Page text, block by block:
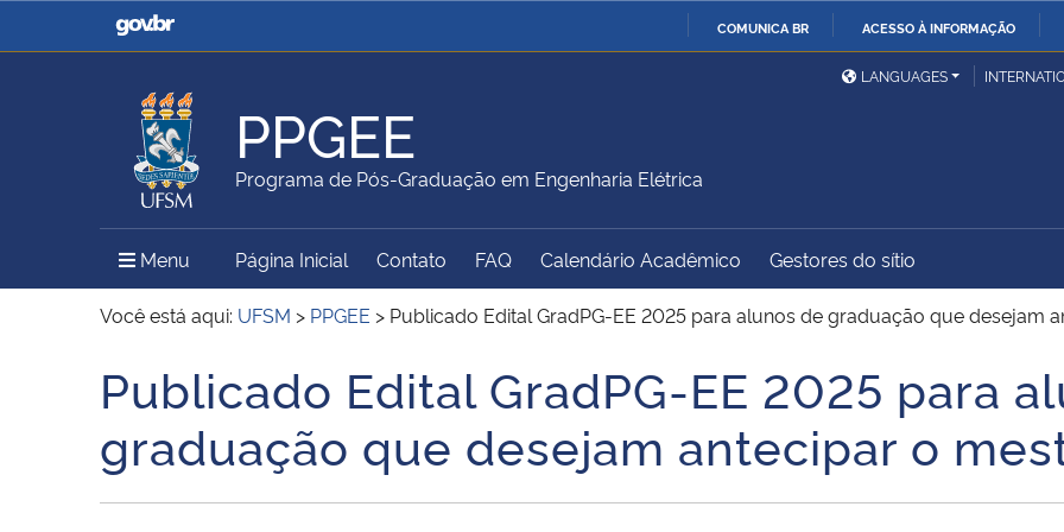
COMUNICA BR ACESSO À INFORMAÇÃO
Casa Civil
Ministério da Justiça e
Ministério da Defesa
Ministério das Relações
Exteriores
Ministério da Agricultura,
Pecuária e Abastecimento
Ministério da Educação
Ministério do Meio Ambiente Ministério do Turismo
Ministério do
Desenvolvimento Regional
Controladoria-Geral da
União
Secretaria de Governo
Gabinete de Segurança
Institucional
Advocacia-Geral da União Banco Central do Brasil
LANGUAGES
PPGEE
Programa de Pós-Graduação em Engenharia Elétrica
Menu Menu Principal do Sítio
Página Inicial Contato FAQ Calendário Acadêmico Gestores do sítio
Você está aqui: UFSM > PPGEE > Publicado Edital GradPG-EE 2025 para alunos de graduação que desejam
Início do conteúdo
Publicado Edital GradPG-EE 2025 para
graduação que desejam antecipar o